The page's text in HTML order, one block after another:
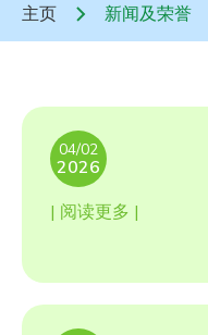
主页 新闻及荣誉
04/02
2026
| 阅读更多 |